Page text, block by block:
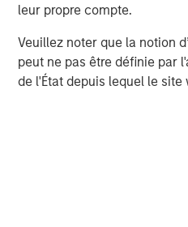
leur propre compte.
Veuillez noter que la notion
peut ne pas être définie par
de l'État depuis lequel le
About Birch
Birch Communications is a
and Business Solutions
Birch has been recognized